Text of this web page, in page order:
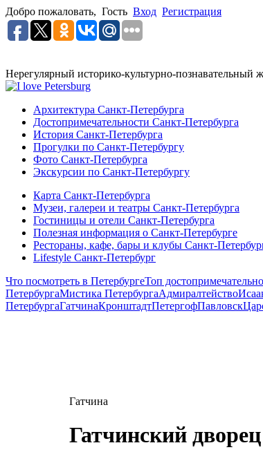
Добро пожаловать, Гость Вход Регистрация
Нерегулярный историко-культурно-познавательный
Архитектура Санкт-Петербурга
Достопримечательности Санкт-Петербурга
История Санкт-Петербурга
Прогулки по Санкт-Петербургу
Фото Санкт-Петербурга
Экскурсии по Санкт-Петербургу
Карта Санкт-Петербурга
Музеи, галереи и театры Санкт-Петербурга
Гостиницы и отели Санкт-Петербурга
Полезная информация о Санкт-Петербурге
Рестораны, кафе, бары и клубы Санкт-
Lifestyle Санкт-Петербург
Что посмотреть в ПетербургеТоп
ПетербургаМистика ПетербургаАдмиралтейство
ПетербургаГатчинаКронштадтПетергофПавловск
Гатчина
Гатчинский дворец